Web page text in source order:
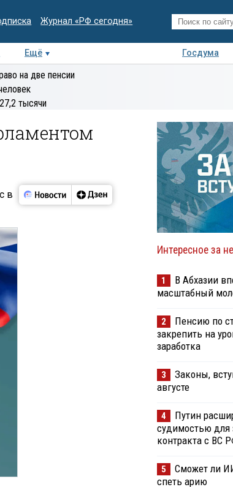
Журнал «РФ сегодня»
Ещё Госдума
Деловая
на две пенсии
тысячи
в
Интересное за
1
В Абхазии
масштабный
2
Пенсию по
закрепить на
заработка
3
Законы,
августе
4
Путин
судимостью для
контракта с ВС
5
Сможет ли
спеть арию